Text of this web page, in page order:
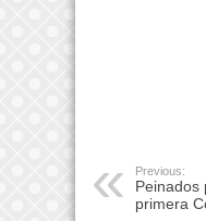
Previous:
Peinados
primera